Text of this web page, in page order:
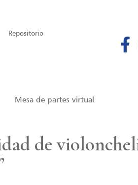
Repositorio
Mesa de partes virtual
de